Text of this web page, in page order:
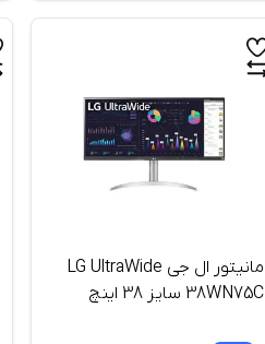
مانیتور ال جی LG UltraWide
38WN75C سایز 38 اینچ